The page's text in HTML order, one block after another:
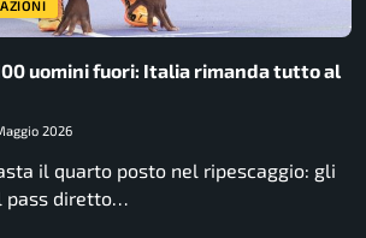
uomini fuori: Italia rimanda tutto al
2026
il quarto posto nel ripescaggio: gli
pass diretto…